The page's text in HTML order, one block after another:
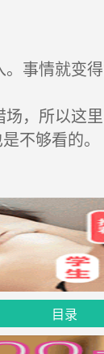
事情就变得
，所以这
不够看的。
目录